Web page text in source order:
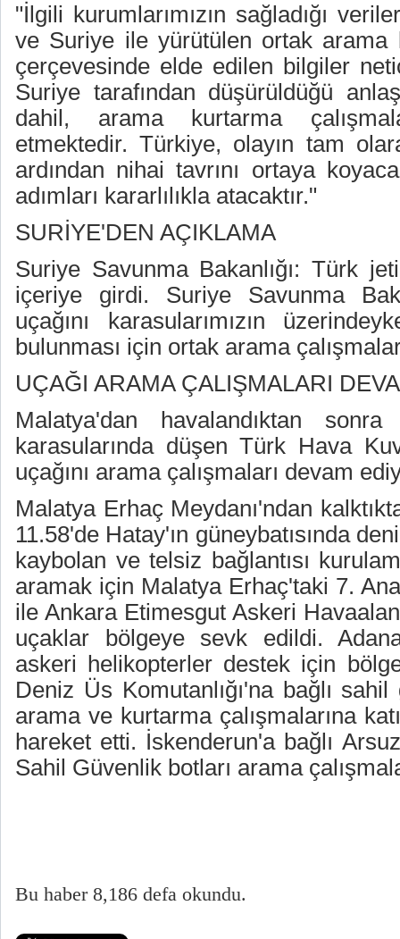
"İlgili kurumlarımızın sağladığı
ve Suriye ile yürütülen ortak arama
çerçevesinde elde edilen bilgiler
Suriye tarafından düşürüldüğü
dahil, arama kurtarma
etmektedir. Türkiye, olayın tam
ardından nihai tavrını ortaya
adımları kararlılıkla atacaktır."
SURİYE'DEN AÇIKLAMA
Suriye Savunma Bakanlığı: Türk
içeriye girdi. Suriye Savunma
uçağını karasularımızın
bulunması için ortak arama
UÇAĞI ARAMA ÇALIŞMALARI
Malatya'dan havalandıktan
karasularında düşen Türk Hava
uçağını arama çalışmaları devam
Malatya Erhaç Meydanı'ndan
11.58'de Hatay'ın güneybatısında
kaybolan ve telsiz bağlantısı
aramak için Malatya Erhaç'taki 7.
ile Ankara Etimesgut Askeri
uçaklar bölgeye sevk edildi.
askeri helikopterler destek için
Deniz Üs Komutanlığı'na bağlı
arama ve kurtarma çalışmalarına
hareket etti. İskenderun'a bağlı
Sahil Güvenlik botları arama
Bu haber 8,186 defa okundu.